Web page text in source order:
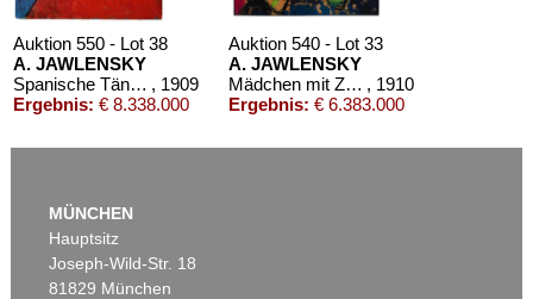
Auktion 550 - Lot 38
A. JAWLENSKY
Spanische Tänzerin , 1909
Ergebnis: € 8.338.000
Auktion 540 - Lot 33
A. JAWLENSKY
Mädchen mit Zopf , 1910
Ergebnis: € 6.383.000
MÜNCHEN
Hauptsitz
Joseph-Wild-Str. 18
81829 München